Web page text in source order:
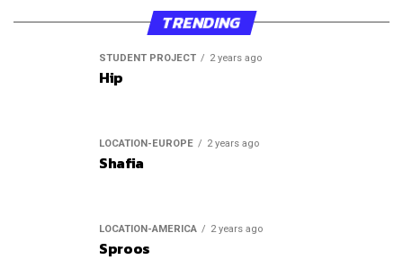
TRENDING
STUDENT PROJECT 2 years ago
Hip
LOCATION-EUROPE 2 years ago
Shafia
LOCATION-AMERICA 2 years ago
Sproos